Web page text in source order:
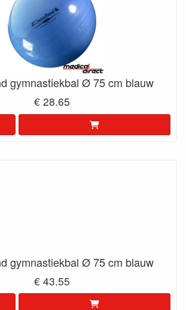
gymnastiekbal Ø 75 cm blauw
€ 28.65
gymnastiekbal Ø 75 cm blauw
€ 43.55